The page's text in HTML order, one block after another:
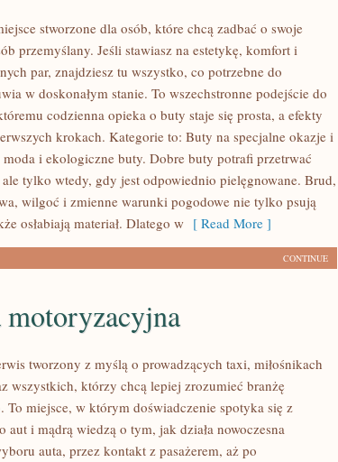
stworzone dla osób, które chcą zadbać o swoje
przemyślany. Jeśli stawiasz na estetykę, komfort i
par, znajdziesz tu wszystko, co potrzebne do
w doskonałym stanie. To wszechstronne podejście do
codzienna opieka o buty staje się prosta, a efekty
krokach. Kategorie to: Buty na specjalne okazje i
i ekologiczne buty. Dobre buty potrafi przetrwać
tylko wtedy, gdy jest odpowiednio pielęgnowane. Brud,
wilgoć i zmienne warunki pogodowe nie tylko psują
osłabiają materiał. Dlatego w [ Read More ]
CONTINUE
tworzony z myślą o prowadzących taxi, miłośnikach
wszystkich, którzy chcą lepiej zrozumieć branżę
To miejsce, w którym doświadczenie spotyka się z
aut i mądrą wiedzą o tym, jak działa nowoczesna
auta, przez kontakt z pasażerem, aż po